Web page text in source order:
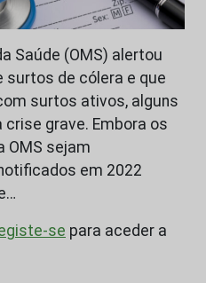
Saúde (OMS) alertou
surtos de cólera e que
surtos ativos, alguns
grave. Embora os
OMS sejam
em 2022
se para aceder a